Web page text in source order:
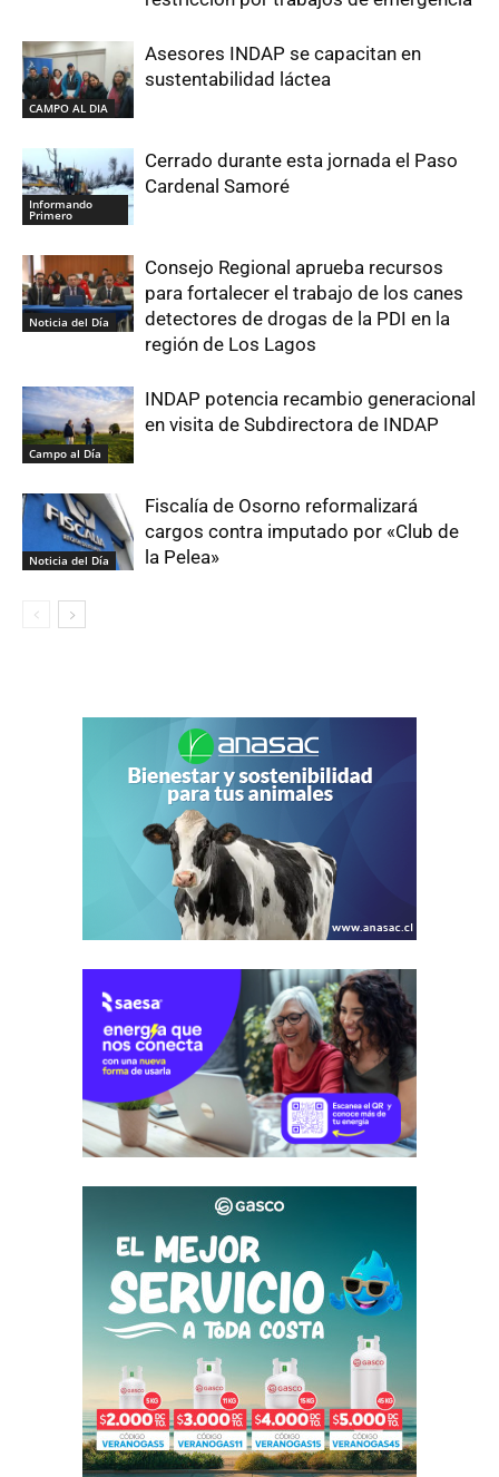
CAMPO AL DIA
Asesores INDAP se capacitan en
sustentabilidad láctea
Informando
Primero
Cerrado durante esta jornada el Paso
Cardenal Samoré
Noticia del Día
Consejo Regional aprueba recursos
para fortalecer el trabajo de los canes
detectores de drogas de la PDI en la
región de Los Lagos
Campo al Día
INDAP potencia recambio generacional
en visita de Subdirectora de INDAP
Noticia del Día
Fiscalía de Osorno reformalizará
cargos contra imputado por «Club de
la Pelea»